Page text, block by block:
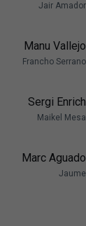
Jair Amador
Manu Vallejo
Francho Serrano
Sergi Enrich
Maikel Mesa
Marc Aguado
Jaume